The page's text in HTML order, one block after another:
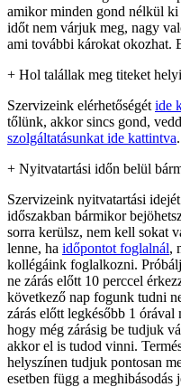
amikor minden gond nélkül
időt nem várjuk meg, nagy
ami további károkat okozhat.
+ Hol talállak meg titeket
Szervizeink elérhetőségét ide
tőlünk, akkor sincs gond,
szolgáltatásunkat ide kattintva.
+ Nyitvatartási időn belül
Szervizeink nyitvatartási idejét
időszakban bármikor
sorra kerülsz, nem kell sokat
lenne, ha időpontot foglalnál,
kollégáink foglalkozni.
ne zárás előtt 10 perccel
következő nap fogunk tudni
zárás előtt legkésőbb 1
hogy még zárásig be tudjuk
akkor el is tudod vinni.
helyszínen tudjuk pontosan
esetben függ a meghibásodás